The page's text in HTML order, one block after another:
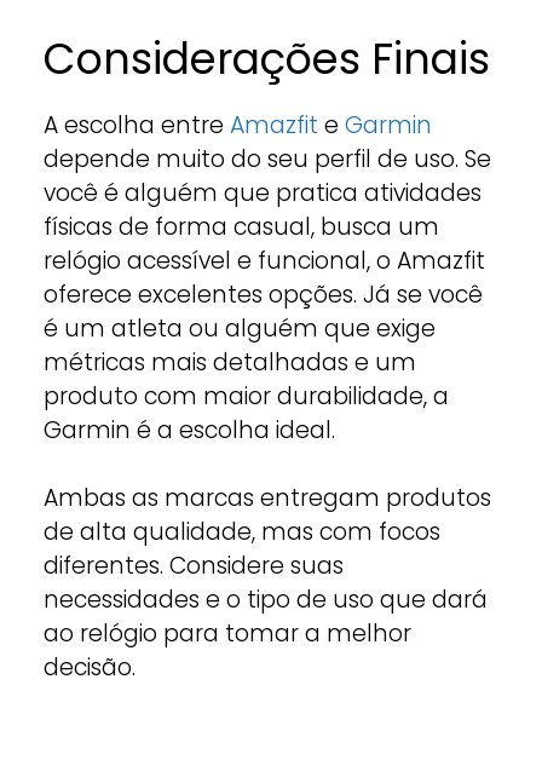
Considerações Finais
A escolha entre Amazfit e Garmin
depende muito do seu perfil de uso. Se
você é alguém que pratica atividades
físicas de forma casual, busca um
relógio acessível e funcional, o Amazfit
oferece excelentes opções. Já se você
é um atleta ou alguém que exige
métricas mais detalhadas e um
produto com maior durabilidade, a
Garmin é a escolha ideal.
Ambas as marcas entregam produtos
de alta qualidade, mas com focos
diferentes. Considere suas
necessidades e o tipo de uso que dará
ao relógio para tomar a melhor
decisão.